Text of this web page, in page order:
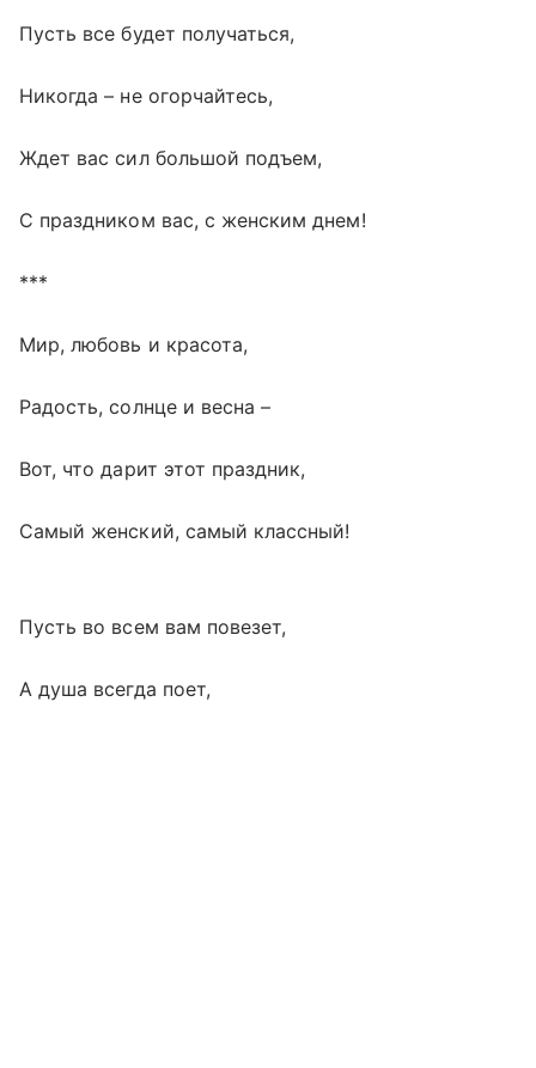
Пусть все будет получаться,
Никогда – не огорчайтесь,
Ждет вас сил большой подъем,
С праздником вас, с женским днем!
***
Мир, любовь и красота,
Радость, солнце и весна –
Вот, что дарит этот праздник,
Самый женский, самый классный!
Пусть во всем вам повезет,
А душа всегда поет,